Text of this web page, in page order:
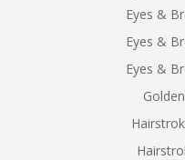
Eyes &
Eyes &
Eyes &